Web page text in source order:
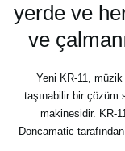
yerde ve
ve
Yeni KR-11,
taşınabilir bir çözüm
makinesidir. KR-
Doncamatic